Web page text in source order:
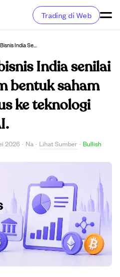
Trading di Web
ConnectM Jual Bisnis India Senilai $34,2 Juta Dalam Bentuk Saham Blue Cloud, Fokus Ke Teknologi Energi AS Dan AI.
India senilai
bentuk saham
ke teknologi
2026 · Na · Lihat Sumber · Bullish